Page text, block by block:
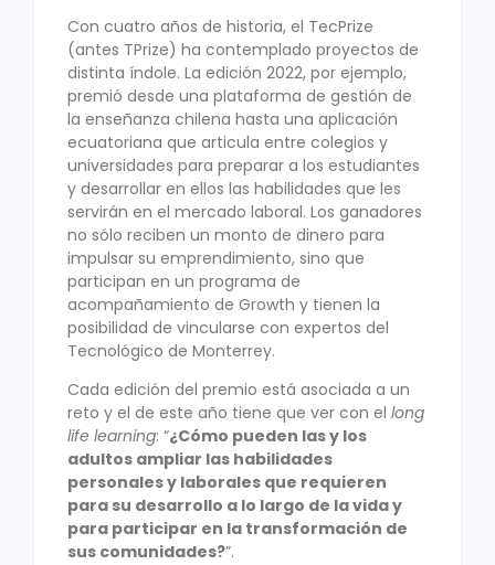
Con cuatro años de historia, el TecPrize
(antes TPrize) ha contemplado proyectos de
distinta índole. La edición 2022, por ejemplo,
premió desde una plataforma de gestión de
la enseñanza chilena hasta una aplicación
ecuatoriana que articula entre colegios y
universidades para preparar a los estudiantes
y desarrollar en ellos las habilidades que les
servirán en el mercado laboral. Los ganadores
no sólo reciben un monto de dinero para
impulsar su emprendimiento, sino que
participan en un programa de
acompañamiento de Growth y tienen la
posibilidad de vincularse con expertos del
Tecnológico de Monterrey.
Cada edición del premio está asociada a un
reto y el de este año tiene que ver con el long
life learning: “¿Cómo pueden las y los
adultos ampliar las habilidades
personales y laborales que requieren
para su desarrollo a lo largo de la vida y
para participar en la transformación de
sus comunidades?”.